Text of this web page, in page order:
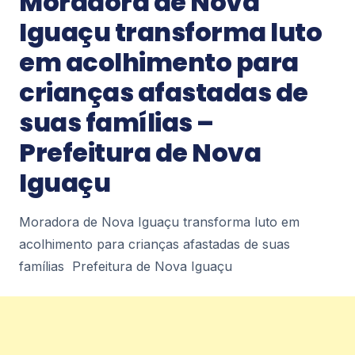
domingos diariodorio.com
1
Notícias
Niterói terá primeira escola pública
bilíngue em português e espanhol –
Prefeitura Municipal de Niterói
português e espanhol Prefeitura Municipal de
2
Notícias
Recicla Niterói inaugura novos pontos e
amplia atendimento com
Prefeitura Municipal de Niterói
Iguaçu transforma luto
em acolhimento para
crianças afastadas de
suas famílias –
Prefeitura de Nova
Iguaçu
Moradora de Nova Iguaçu transforma luto em
acolhimento para crianças afastadas de suas
famílias Prefeitura de Nova Iguaçu